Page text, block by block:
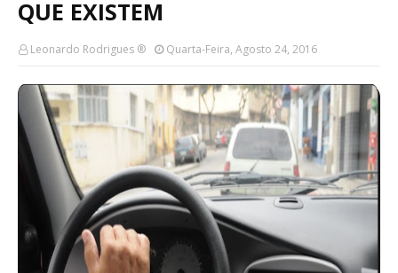
QUE EXISTEM
Leonardo Rodrigues ® Quarta-Feira, Agosto 24, 2016